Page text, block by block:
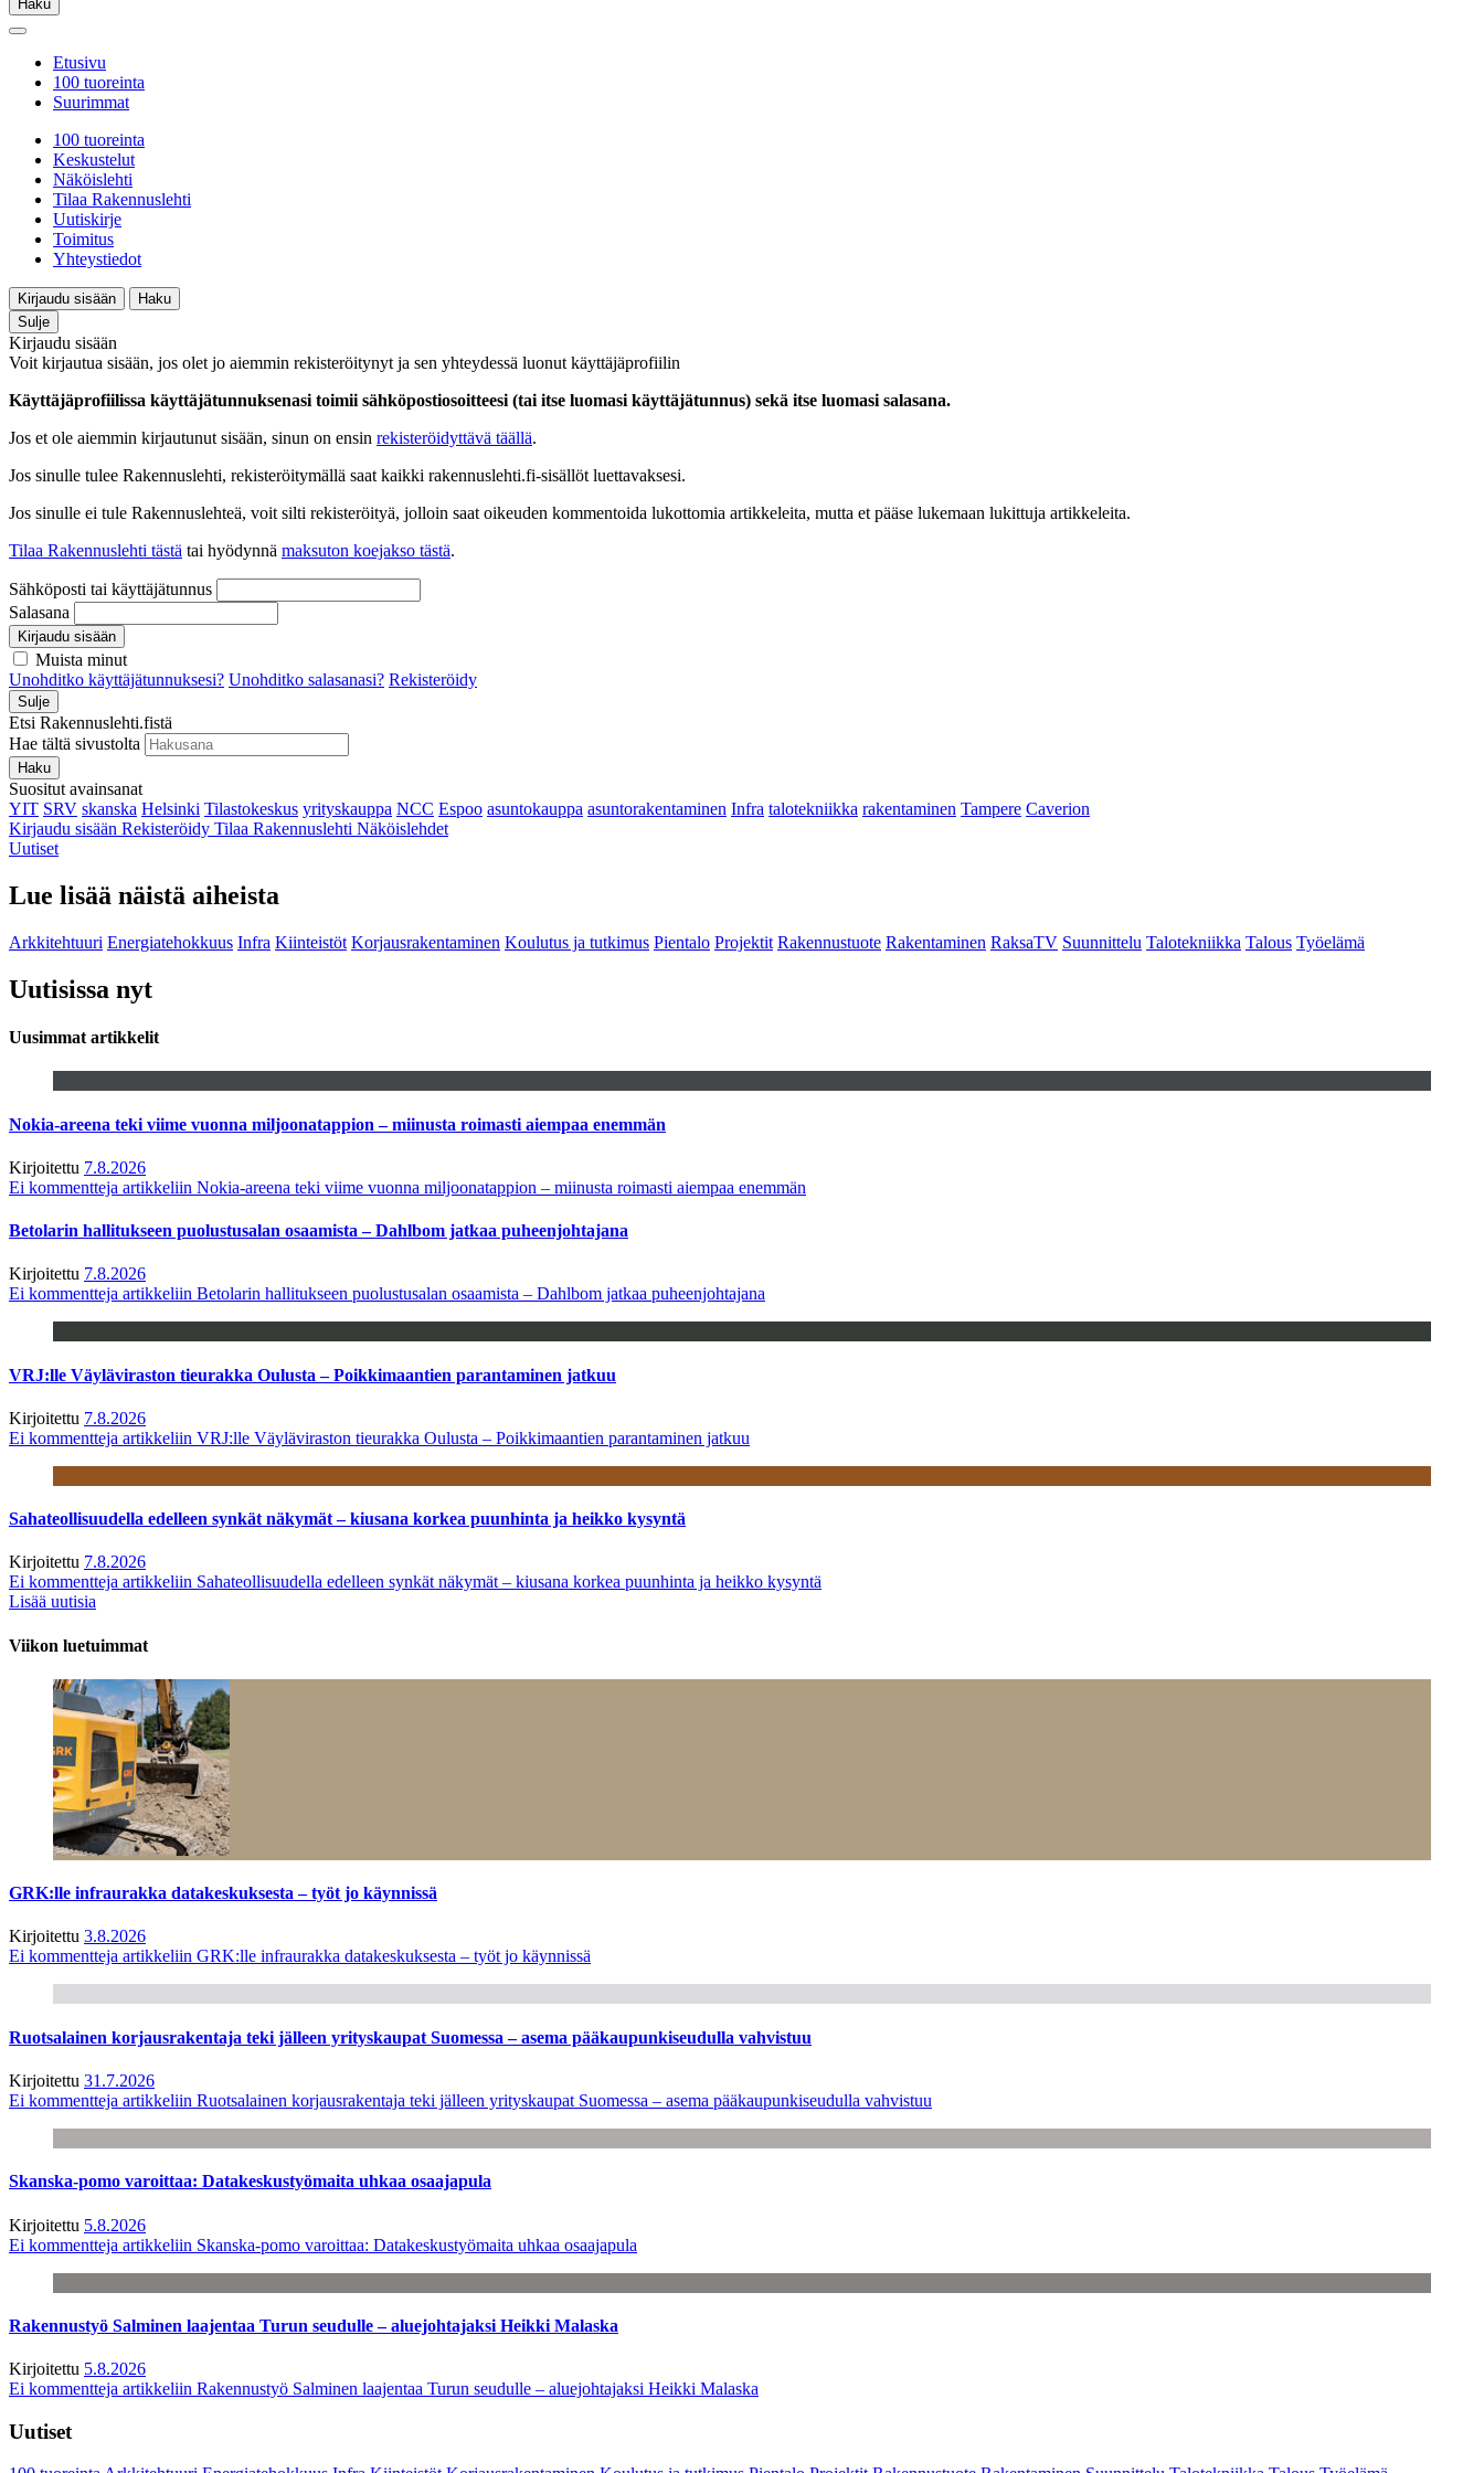
Haku
Etusivu
100 tuoreinta
Suurimmat
100 tuoreinta
Keskustelut
Näköislehti
Tilaa Rakennuslehti
Uutiskirje
Toimitus
Yhteystiedot
Kirjaudu sisään
Haku
Sulje
Kirjaudu sisään
Voit kirjautua sisään, jos olet jo aiemmin rekisteröitynyt ja sen yhteydessä luonut käyttäjäprofiilin
Käyttäjäprofiilissa käyttäjätunnuksenasi toimii sähköpostiosoitteesi (tai itse luomasi käyttäjätunnus) sekä itse luomasi salasana.
Jos et ole aiemmin kirjautunut sisään, sinun on ensin rekisteröidyttävä täällä.
Jos sinulle tulee Rakennuslehti, rekisteröitymällä saat kaikki rakennuslehti.fi-sisällöt luettavaksesi.
Jos sinulle ei tule Rakennuslehteä, voit silti rekisteröityä, jolloin saat oikeuden kommentoida lukottomia artikkeleita, mutta et pääse lukemaan lukittuja artikkeleita.
Tilaa Rakennuslehti tästä tai hyödynnä maksuton koejakso tästä.
Sähköposti tai käyttäjätunnus
Salasana
Kirjaudu sisään
Muista minut
Unohditko käyttäjätunnuksesi? Unohditko salasanasi? Rekisteröidy
Sulje
Etsi Rakennuslehti.fistä
Hae tältä sivustolta
Haku
Suositut avainsanat
YIT SRV skanska Helsinki Tilastokeskus yrityskauppa NCC Espoo asuntokauppa asuntorakentaminen Infra talotekniikka rakentaminen Tampere Caverion
Kirjaudu sisään Rekisteröidy Tilaa Rakennuslehti Näköislehdet
Uutiset
Lue lisää näistä aiheista
Arkkitehtuuri Energiatehokkuus Infra Kiinteistöt Korjausrakentaminen Koulutus ja tutkimus Pientalo Projektit Rakennustuote Rakentaminen RaksaTV Suunnittelu Talotekniikka Talous Työelämä
Uutisissa nyt
Uusimmat artikkelit
Nokia-areena teki viime vuonna miljoonatappion – miinusta roimasti aiempaa enemmän
Kirjoitettu 7.8.2026
Ei kommentteja artikkeliin Nokia-areena teki viime vuonna miljoonatappion – miinusta roimasti aiempaa enemmän
Betolarin hallitukseen puolustusalan osaamista – Dahlbom jatkaa puheenjohtajana
Kirjoitettu 7.8.2026
Ei kommentteja artikkeliin Betolarin hallitukseen puolustusalan osaamista – Dahlbom jatkaa puheenjohtajana
VRJ:lle Väyläviraston tieurakka Oulusta – Poikkimaantien parantaminen jatkuu
Kirjoitettu 7.8.2026
Ei kommentteja artikkeliin VRJ:lle Väyläviraston tieurakka Oulusta – Poikkimaantien parantaminen jatkuu
Sahateollisuudella edelleen synkät näkymät – kiusana korkea puunhinta ja heikko kysyntä
Kirjoitettu 7.8.2026
Ei kommentteja artikkeliin Sahateollisuudella edelleen synkät näkymät – kiusana korkea puunhinta ja heikko kysyntä
Lisää uutisia
Viikon luetuimmat
GRK:lle infraurakka datakeskuksesta – työt jo käynnissä
Kirjoitettu 3.8.2026
Ei kommentteja artikkeliin GRK:lle infraurakka datakeskuksesta – työt jo käynnissä
Ruotsalainen korjausrakentaja teki jälleen yrityskaupat Suomessa – asema pääkaupunkiseudulla vahvistuu
Kirjoitettu 31.7.2026
Ei kommentteja artikkeliin Ruotsalainen korjausrakentaja teki jälleen yrityskaupat Suomessa – asema pääkaupunkiseudulla vahvistuu
Skanska-pomo varoittaa: Datakeskustyömaita uhkaa osaajapula
Kirjoitettu 5.8.2026
Ei kommentteja artikkeliin Skanska-pomo varoittaa: Datakeskustyömaita uhkaa osaajapula
Rakennustyö Salminen laajentaa Turun seudulle – aluejohtajaksi Heikki Malaska
Kirjoitettu 5.8.2026
Ei kommentteja artikkeliin Rakennustyö Salminen laajentaa Turun seudulle – aluejohtajaksi Heikki Malaska
Uutiset